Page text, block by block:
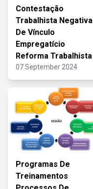
Contestação
Trabalhista Negativa
De Vínculo
Empregatício
Reforma Trabalhista
07 September 2024
Programas De
Treinamentos